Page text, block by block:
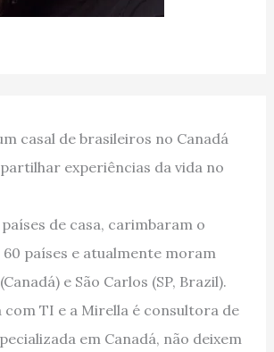
casal de brasileiros no Canadá
experiências da vida no
de casa, carimbaram o
países e atualmente moram
e São Carlos (SP, Brazil).
com TI e a Mirella é consultora de
em Canadá, não deixem